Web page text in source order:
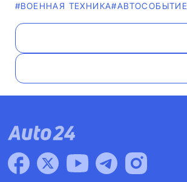
#ВОЕННАЯ ТЕХНИКА